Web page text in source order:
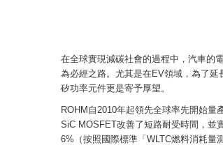
在全球實現減碳社會的過程中，汽車的
為必經之路。尤其是在EV領域，為了
矽功率元件更是寄予厚望。
ROHM自2010年起領先全球率先開始
SiC MOSFET改善了短路耐受時間，並
6%（按照國際標準「WLTC燃料消耗量